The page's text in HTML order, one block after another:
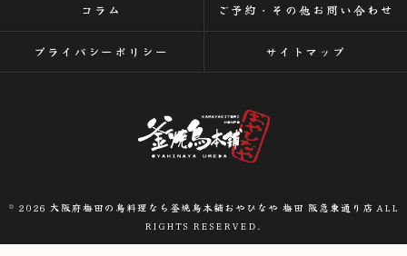
コラム ご予約・その他お問い合わせ
プライバシーポリシー サイトマップ
© 2026 大阪府梅田の鳥料理なら釜焼鳥本舗おやひなや 梅田 阪急東通り店 ALL
RIGHTS RESERVED.